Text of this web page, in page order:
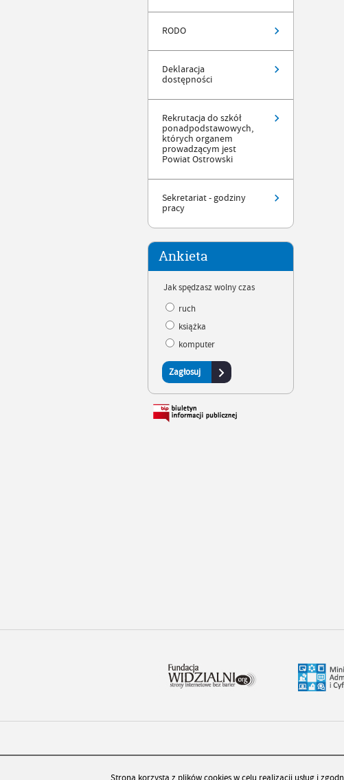
RODO
Deklaracja
dostępności
Rekrutacja do szkół
ponadpodstawowych,
których organem
prowadzącym jest
Powiat Ostrowski
Sekretariat - godziny
pracy
Ankieta
Jak spędzasz wolny czas
ruch
książka
komputer